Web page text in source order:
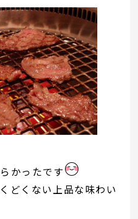
かったです
どくない上品な味わい